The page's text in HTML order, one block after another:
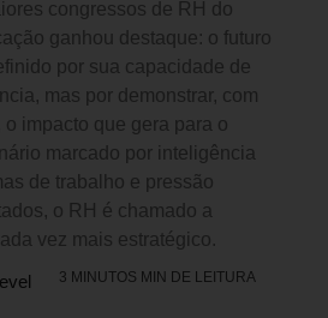
congressos de RH do
ganhou destaque: o futuro
por sua capacidade de
mas por demonstrar, com
impacto que gera para o
marcado por inteligência
de trabalho e pressão
o RH é chamado a
vez mais estratégico.
3 MINUTOS MIN DE LEITURA